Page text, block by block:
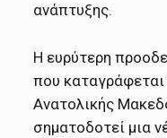
ανάπτυξης.
Η ευρύτερη
που καταγράφεται
Ανατολικής
σηματοδοτεί μια